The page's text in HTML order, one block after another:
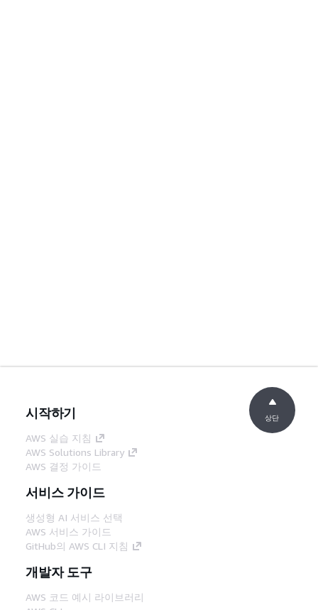
시작하기
AWS 실습 지침
AWS Solutions Library
AWS 결정 가이드
서비스 가이드
생성형 AI 서비스 선택
AWS 서비스 가이드
GitHub의 AWS CLI 지침
개발자 도구
AWS 코드 예시 라이브러리
상단